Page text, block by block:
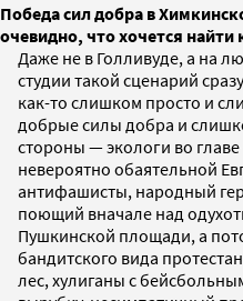
Победа сил добра в
очевидно, что хочется найти
Даже не в Голливуде, а на
студии такой сценарий
как-то слишком просто и
добрые силы добра и
стороны — экологи во
невероятно обаятельной
антифашисты, народный
поющий вначале над
Пушкинской площади, а
бандитского вида
лес, хулиганы с